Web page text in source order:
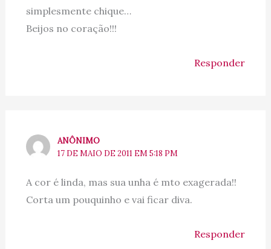
simplesmente chique…
Beijos no coração!!!
Responder
ANÔNIMO
17 DE MAIO DE 2011 EM 5:18 PM
A cor é linda, mas sua unha é mto exagerada!!
Corta um pouquinho e vai ficar diva.
Responder